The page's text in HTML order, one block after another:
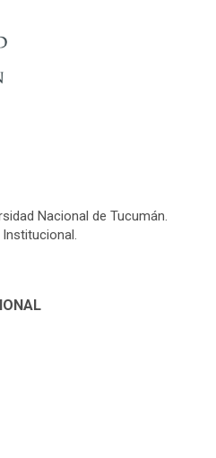
Nacional de Tucumán.